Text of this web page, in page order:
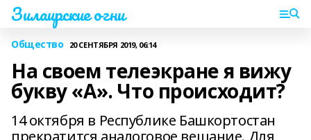
Зилаирские огни
Общество 20 СЕНТЯБРЯ 2019, 06:14
На своем телеэкране я вижу
букву «А». Что происходит?
14 октября в Республике Башкортостан
прекратится аналоговое вещание. Для